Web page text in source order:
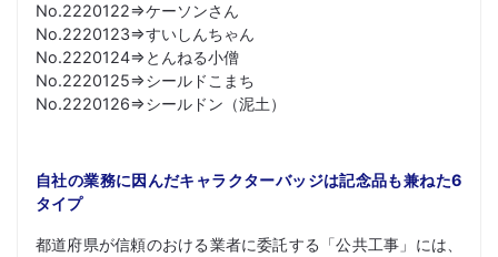
No.2220122⇒ケーソンさん
No.2220123⇒すいしんちゃん
No.2220124⇒とんねる小僧
No.2220125⇒シールドこまち
No.2220126⇒シールドン（泥土）
自社の業務に因んだキャラクターバッジは記念品も兼ねた6
タイプ
都道府県が信頼のおける業者に委託する「公共工事」には、